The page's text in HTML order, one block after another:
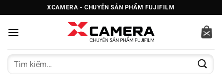
qua
nội
XCAMERA - CHUYÊN SẢN PHẨM FUJIFILM
Tìm